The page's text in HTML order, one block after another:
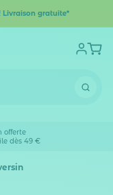
Livraison gratuite*
offerte
dès 49 €